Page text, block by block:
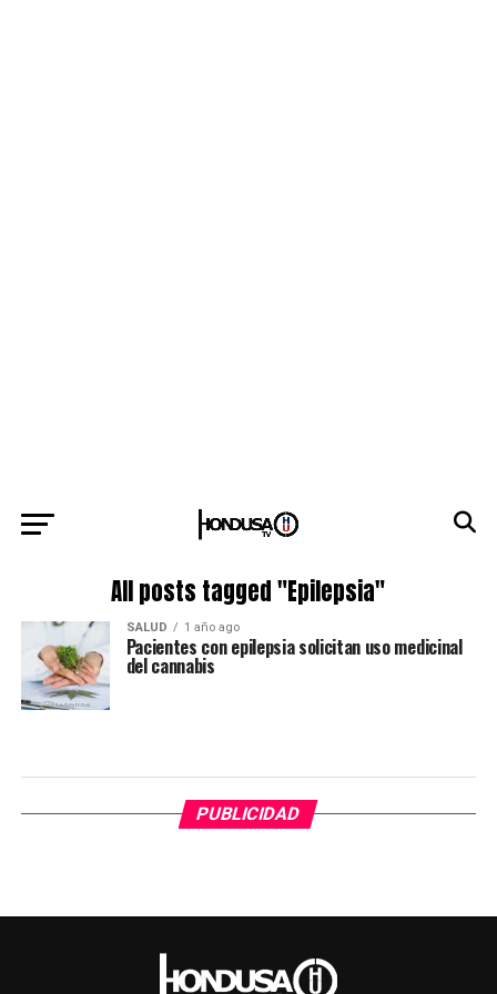
All posts tagged "Epilepsia"
SALUD 1 año ago
Pacientes con epilepsia solicitan uso medicinal
del cannabis
PUBLICIDAD